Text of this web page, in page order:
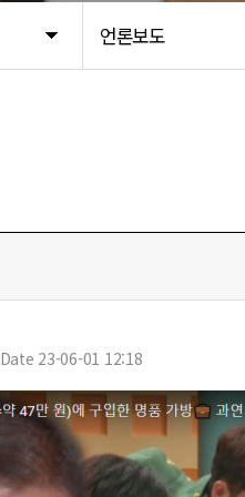
언론보도
Date 23-06-01 12:18